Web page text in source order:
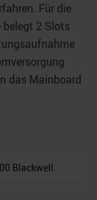
Für die
belegt 2 Slots
das Mainboard
Blackwell